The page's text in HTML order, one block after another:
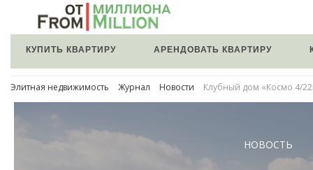
КУПИТЬ КВАРТИРУ АРЕНДОВАТЬ КВАРТИРУ
Элитная недвижимость Журнал Новости Клубный дом «Космо 4/
НОВОСТЬ